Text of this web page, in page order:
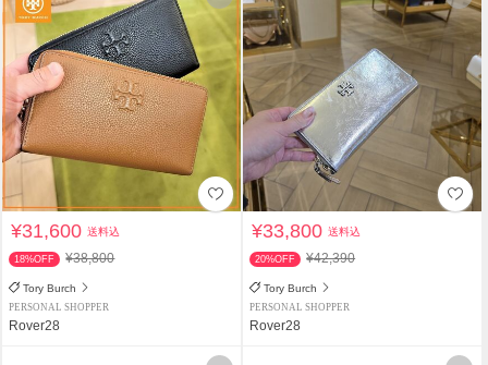
¥31,600送料込
18%OFF ¥38,800
Tory Burch
PERSONAL SHOPPER
Rover28
¥33,800送料込
20%OFF ¥42,390
Tory Burch
PERSONAL SHOPPER
Rover28